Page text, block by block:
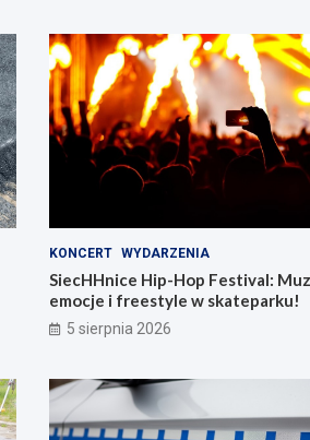
KONCERT WYDARZENIA
SiecHHnice Hip-Hop Festival:
emocje i freestyle w skateparku!
5 sierpnia 2026